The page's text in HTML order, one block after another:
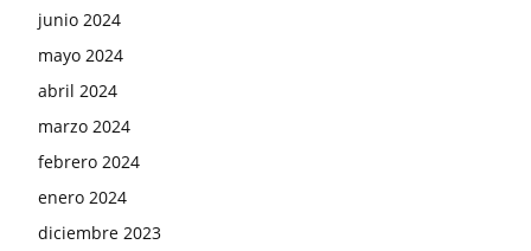
junio 2024
mayo 2024
abril 2024
marzo 2024
febrero 2024
enero 2024
diciembre 2023